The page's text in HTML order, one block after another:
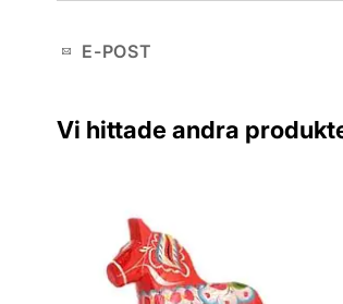
E-POST
Vi hittade andra